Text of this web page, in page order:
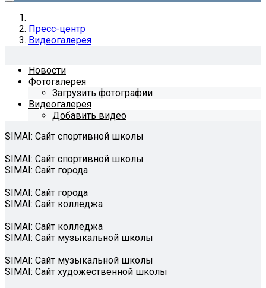
Пресс-центр
Видеогалерея
Новости
Фотогалерея
Загрузить фотографии
Видеогалерея
Добавить видео
SIMAI: Сайт спортивной школы
SIMAI: Сайт спортивной школы
SIMAI: Сайт города
SIMAI: Сайт города
SIMAI: Сайт колледжа
SIMAI: Сайт колледжа
SIMAI: Сайт музыкальной школы
SIMAI: Сайт музыкальной школы
SIMAI: Сайт художественной школы